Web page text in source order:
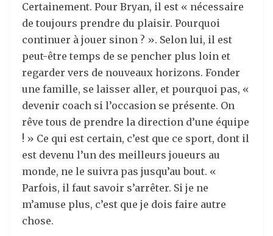
Certainement. Pour Bryan, il est « nécessaire
de toujours prendre du plaisir. Pourquoi
continuer à jouer sinon ? ». Selon lui, il est
peut-être temps de se pencher plus loin et
regarder vers de nouveaux horizons. Fonder
une famille, se laisser aller, et pourquoi pas, «
devenir coach si l’occasion se présente. On
rêve tous de prendre la direction d’une équipe
! » Ce qui est certain, c’est que ce sport, dont il
est devenu l’un des meilleurs joueurs au
monde, ne le suivra pas jusqu’au bout. «
Parfois, il faut savoir s’arrêter. Si je ne
m’amuse plus, c’est que je dois faire autre
chose.